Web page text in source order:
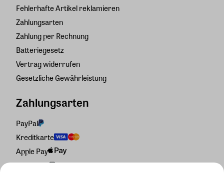
Fehlerhafte Artikel reklamieren
Zahlungsarten
Zahlung per Rechnung
Batteriegesetz
Vertrag widerrufen
Gesetzliche Gewährleistung
Zahlungsarten
PayPal
Kreditkarte
Apple Pay
Rechnung